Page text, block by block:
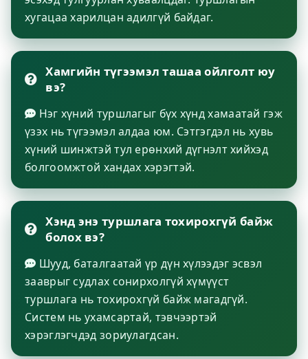
хугацаа харилцан адилгүй байдаг.
Хамгийн түгээмэл ташаа ойлголт юу
вэ?
Нэг хүний туршлагыг бүх хүнд хамаатай гэж
үзэх нь түгээмэл алдаа юм. Сэтгэгдэл нь хувь
хүний шинжтэй тул ерөнхий дүгнэлт хийхэд
болгоомжтой хандах хэрэгтэй.
Хэнд энэ туршлага тохирохгүй байж
болох вэ?
Шууд, баталгаатай үр дүн хүлээдэг эсвэл
зааврыг судлах сонирхолгүй хүмүүст
туршлага нь тохирохгүй байж магадгүй.
Систем нь ухамсартай, тэвчээртэй
хэрэглэгчдэд зориулагдсан.